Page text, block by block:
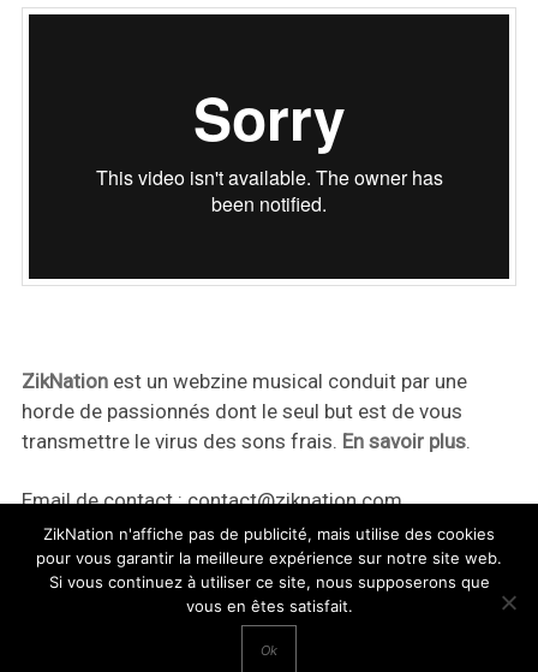
ZikNationest un webzine musical conduit par une
horde de passionnés dont le seul but est de vous
transmettre le virus des sons frais. En savoir plus.
Email de contact :contact@ziknation.com
ZikNation n'affiche pas de publicité, mais utilise des cookies
pour vous garantir la meilleure expérience sur notre site web.
Si vous continuez à utiliser ce site, nous supposerons que
vous en êtes satisfait.
Ok